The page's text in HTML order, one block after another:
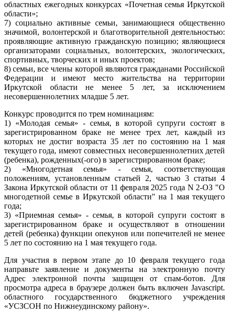
областных ежегодных конкурсах «Почетная семья Иркутской
области»;
7) социально активные семьи, занимающиеся общественно
значимой, волонтерской и благотворительной деятельностью:
проявляющие активную гражданскую позицию; являющиеся
организаторами социальных, волонтерских, экологических,
спортивных, творческих и иных проектов;
8) семьи, все члены которой являются гражданами Российской
Федерации и имеют место жительства на территории
Иркутской области не менее 5 лет, за исключением
несовершеннолетних младше 5 лет.
Конкурс проводится по трем номинациям:
1) «Молодая семья» - семья, в которой супруги состоят в
зарегистрированном браке не менее трех лет, каждый из
которых не достиг возраста 35 лет по состоянию на 1 мая
текущего года, имеют совместных несовершеннолетних детей
(ребенка), рожденных(-ого) в зарегистрированном браке;
2) «Многодетная семья» - семья, соответствующая
положениям, установленным статьей 2, частью 3 статьи 4
Закона Иркутской области от 11 февраля 2025 года N 2-ОЗ "О
многодетной семье в Иркутской области" на 1 мая текущего
года;
3) «Приемная семья» - семья, в которой супруги состоят в
зарегистрированном браке и осуществляют в отношении
детей (ребенка) функции опекунов или попечителей не менее
5 лет по состоянию на 1 мая текущего года.
Для участия в первом этапе до 10 февраля текущего года
направьте заявление и документы на электронную почту
Адрес электронной почты защищен от спам-ботов. Для
просмотра адреса в браузере должен быть включен Javascript.
областного государственного бюджетного учреждения
«УСЗСОН по Нижнеудинскому району».